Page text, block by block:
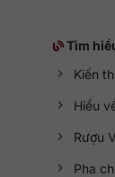
Tìm
Kiến
Hiểu
Rượu
Pha